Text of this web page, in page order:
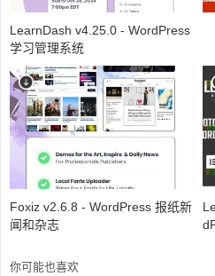
LearnDash v4.25.0 - WordPress
学习管理系统
Foxiz v2.6.8 - WordPress 报纸新
闻和杂志
你可能也喜欢